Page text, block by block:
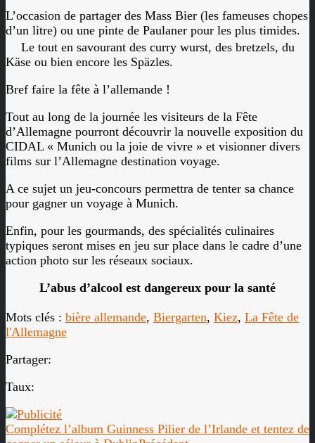
L’occasion de partager des Mass Bier (les fameuses chopes
d’un litre) ou une pinte de Paulaner pour les plus timides.
Le tout en savourant des curry wurst, des bretzels, du
Käse ou bien encore les Späzles.
Bref faire la fête à l’allemande !
Tout au long de la journée les visiteurs de la Fête
d’Allemagne pourront découvrir la nouvelle exposition du
CIDAL « Munich ou la joie de vivre » et visionner divers
films sur l’Allemagne destination voyage.
A ce sujet un jeu-concours permettra de tenter sa chance
pour gagner un voyage à Munich.
Enfin, pour les gourmands, des spécialités culinaires
typiques seront mises en jeu sur place dans le cadre d’une
action photo sur les réseaux sociaux.
L’abus d’alcool est dangereux pour la santé
Mots clés : bière allemande, Biergarten, Kiez, La Fête de
l'Allemagne
Partager:
Taux:
Complétez l’album Guinness Pilier de l’Irlande et tentez de